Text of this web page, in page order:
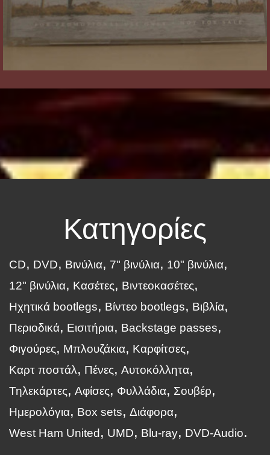
Κατηγορίες
CD DVD Βινύλια 7" βινύλια
10" βινύλια
12" βινύλια
Κασέτες
Βιντεοκασέτες
Ηχητικά bootlegs
Βίντεο bootlegs
Βιβλία
Περιοδικά
Εισιτήρια
Backstage passes
Φιγούρες
Μπλουζάκια
Καρφίτσες
Καρτ ποστάλ
Πένες
Αυτοκόλλητα
Τηλεκάρτες
Αφίσες Φυλλάδια
Σουβέρ
Ημερολόγια
Box sets
Διάφορα
West Ham United
UMD Blu-ray DVD-Audio